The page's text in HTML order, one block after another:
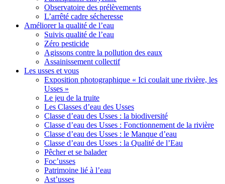
Observatoire des prélèvements
L’arrêté cadre sécheresse
Améliorerla qualité de l’eau
Suivis qualité de l’eau
Zéro pesticide
Agissons contre la pollution des eaux
Assainissement collectif
Les usses et vous
Exposition photographique « Ici coulait une rivière, les
Usses »
Le jeu de la truite
Les Classes d’eau des Usses
Classe d’eau des Usses : la biodiversité
Classe d’eau des Usses : Fonctionnement de la rivière
Classe d’eau des Usses : le Manque d’eau
Classe d’eau des Usses : la Qualité de l’Eau
Pêcher et se balader
Foc’usses
Patrimoine lié à l’eau
Ast’usses